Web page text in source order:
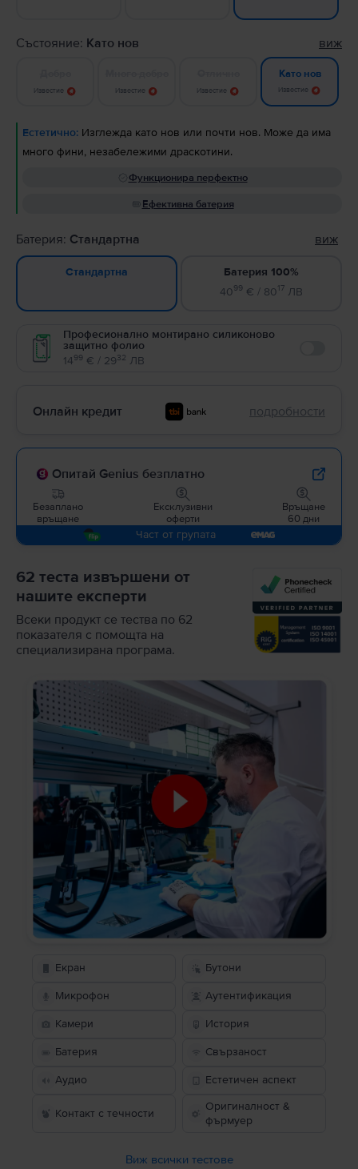
Състояние: Като нов виж
Известие Известие Известие
Като нов
Известие
Естетично: Изглежда като нов или почти нов. Може да има
много фини, незабележими драскотини.
Функционира перфектно
Ефективна батерия
Батерия: Стандартна виж
Стандартна
Батерия 100%
4099 € / 8017 ЛВ
Професионално монтирано силиконово
защитно фолио
1499 € / 2932 ЛВ
Онлайн кредит подробности
Опитай Genius безплатно
Безаплано
връщане
Ексклузивни
оферти
Връщане
60 дни
Част от групата
62 теста извършени от
нашите експерти
Всеки продукт се тества по 62
показателя с помощта на
специализирана програма.
Екран Бутони
Микрофон Аутентификация
Камери История
Батерия Свързаност
Аудио Естетичен аспект
Контакт с течности
Оригиналност &
фърмуер
Виж всички тестове